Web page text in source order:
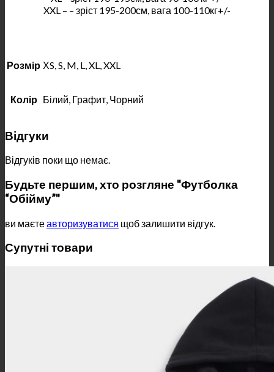
XXL – – зріст 195-200см, вага 100-110кг+/-
Розмір ХS, S, M, L, XL, XXL
Колір Білий, Графит, Чорний
Відгуки
Відгуків поки що немає.
Будьте першим, хто розгляне "Футболка
“Обійму”"
ви маєтеавторизуватися щоб залишити відгук.
Супутні товари